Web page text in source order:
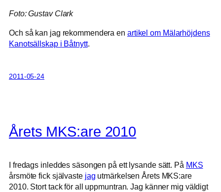
Foto: Gustav Clark
Och så kan jag rekommendera en artikel om Mälarhöjdens
Kanotsällskap i Båtnytt.
2011-05-24
Årets MKS:are 2010
I fredags inleddes säsongen på ett lysande sätt. På MKS
årsmöte fick självaste jag utmärkelsen Årets MKS:are
2010. Stort tack för all uppmuntran. Jag känner mig väldigt